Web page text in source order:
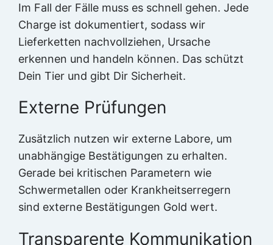
Im Fall der Fälle muss es schnell gehen. Jede
Charge ist dokumentiert, sodass wir
Lieferketten nachvollziehen, Ursache
erkennen und handeln können. Das schützt
Dein Tier und gibt Dir Sicherheit.
Externe Prüfungen
Zusätzlich nutzen wir externe Labore, um
unabhängige Bestätigungen zu erhalten.
Gerade bei kritischen Parametern wie
Schwermetallen oder Krankheitserregern
sind externe Bestätigungen Gold wert.
Transparente Kommunikation